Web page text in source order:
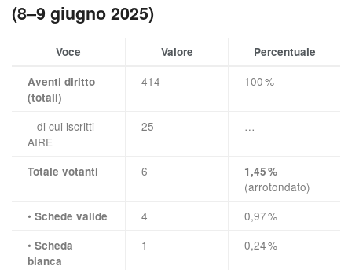
(8–9 giugno 2025)
Voce Valore
Percentuale
Aventi diritto
(totali)
414 100 %
– di cui iscritti
AIRE
25 …
Totale votanti 6 1,45 %
(arrotondato)
• Schede valide 4
0,97 %
• Scheda
bianca
1 0,24 %